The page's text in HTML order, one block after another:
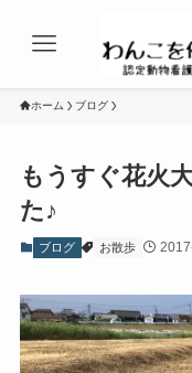
ホーム ブログ
もうすぐ花火
た♪
ブログ お散歩